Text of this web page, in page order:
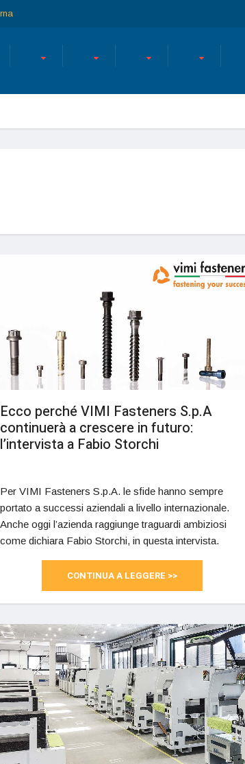
Ecco perché VIMI Fasteners S.p.A
continuerà a crescere in futuro:
l’intervista a Fabio Storchi
Per VIMI Fasteners S.p.A. le sfide hanno sempre
portato a successi aziendali a livello internazionale.
Anche oggi l’azienda raggiunge traguardi ambiziosi
come dichiara Fabio Storchi, in questa intervista.
CONTINUA A LEGGERE >>